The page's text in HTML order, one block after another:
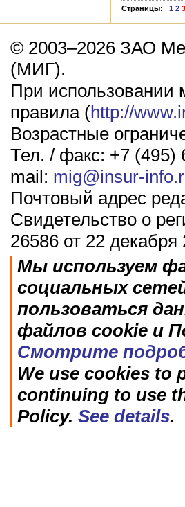
Страницы: 1 2 3
© 2003–2026 ЗАО
(МИГ).
При использовании
правила (http://
Возрастные
Тел. / факс: +7 (495)
mail: mig@insur-
Почтовый адрес
Свидетельство о
26586 от 22 декабря
Мы используем
социальных
пользоваться
файлов cookie и
Смотрите
We use cookies to
continuing to use
Policy. See details.